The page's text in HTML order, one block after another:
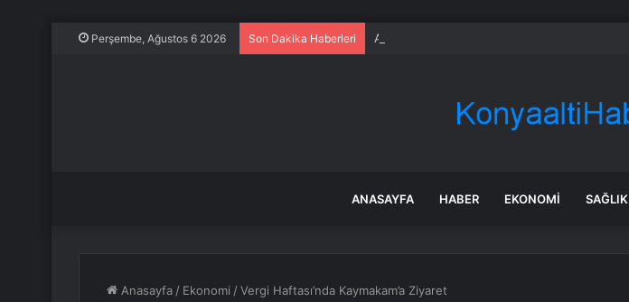
Perşembe, Ağustos 6 2026 Son Dakika Haberleri Ardahan’da Dolu ve Sağanak Etkili Oldu
ANASAYFA HABER EKONOMI SAĞLIK
Anasayfa / Ekonomi /Vergi Haftası’nda Kaymakam’a Ziyaret